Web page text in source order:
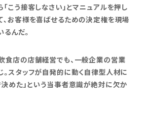
こう接客しなさい」とマニュアルを押し
、お客様を喜ばせるための決定権を現場
んだ。
食店の店舗経営でも、一般企業の営業
。スタッフが自発的に動く自律型人材に
決めた」という当事者意識が絶対に欠か